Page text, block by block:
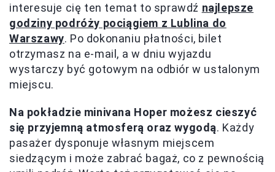
interesuje cię ten temat to sprawdź najlepsze
godziny podróży pociągiem z Lublina do
Warszawy. Po dokonaniu płatności, bilet
otrzymasz na e-mail, a w dniu wyjazdu
wystarczy być gotowym na odbiór w ustalonym
miejscu.
Na pokładzie minivana Hoper możesz cieszyć
się przyjemną atmosferą oraz wygodą. Każdy
pasażer dysponuje własnym miejscem
siedzącym i może zabrać bagaż, co z pewnością